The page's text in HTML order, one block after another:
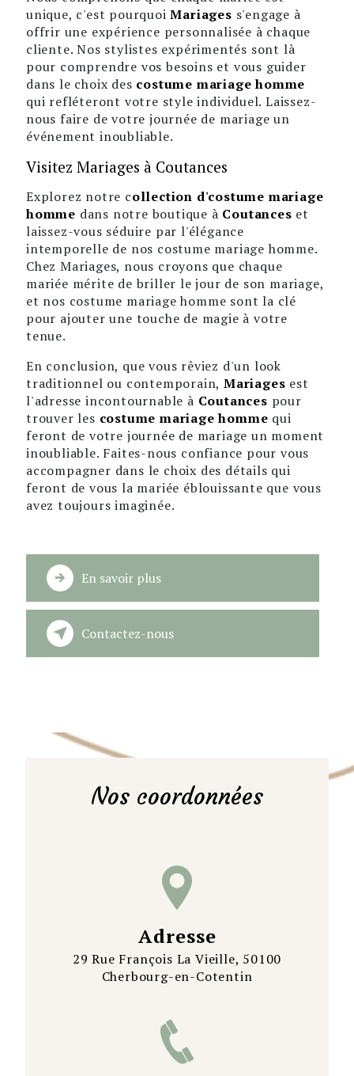
unique, c'est pourquoiMariages s'engage à
offrir une expérience personnalisée à chaque
cliente. Nos stylistes expérimentés sont là
pour comprendre vos besoins et vous guider
dans le choix des costume mariage homme
qui refléteront votre style individuel. Laissez-
nous faire de votre journée de mariage un
événement inoubliable.
Visitez Mariages à Coutances
Explorez notre collection d'costume mariage
homme dans notre boutique à Coutances et
laissez-vous séduire par l'élégance
intemporelle de nos costume mariage homme.
Chez Mariages, nous croyons que chaque
mariée mérite de briller le jour de son mariage,
et nos costume mariage homme sont la clé
pour ajouter une touche de magie à votre
tenue.
En conclusion, que vous rêviez d'un look
traditionnel ou contemporain,Mariages est
l'adresse incontournable à Coutances pour
trouver les costume mariage homme qui
feront de votre journée de mariage un moment
inoubliable. Faites-nous confiance pour vous
accompagner dans le choix des détails qui
feront de vous la mariée éblouissante que vous
avez toujours imaginée.
En savoir plus
Contactez-nous
Nos coordonnées
Adresse
29 Rue François La Vieille, 50100
Cherbourg-en-Cotentin